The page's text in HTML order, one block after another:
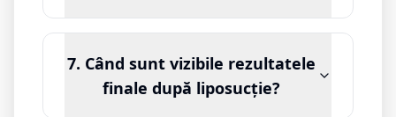
7. Când sunt vizibile rezultatele
finale după liposucție?